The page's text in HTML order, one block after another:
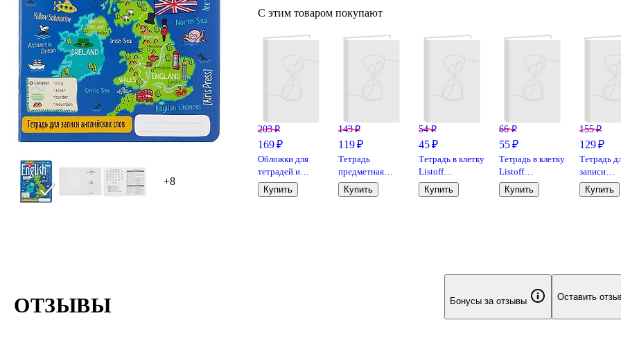
+8
транскрипции и чтения и небольшая таблица неправильных английских
С этим товаром покупают
203 ₽
169 ₽
Обложки для
тетрадей и
дневников, 100
мкм, 210х350
Купить
143 ₽
119 ₽
Тетрадь
предметная
«Жабка.
Английский
Купить
54 ₽
45 ₽
Тетрадь в клетку
Listoff
«Классическая
серия» в
Купить
66 ₽
55 ₽
Тетрадь в клетку
Listoff
«Классическая
серия» в
Купить
155 ₽
129 ₽
Тетрадь
записи
слов
Купить
ОТЗЫВЫ Бонусы за отзывы Оставить